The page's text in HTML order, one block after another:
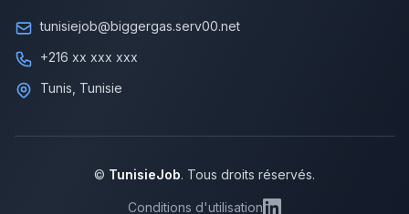
tunisiejob@biggergas.serv00.net
+216 xx xxx xxx
Tunis, Tunisie
© TunisieJob. Tous droits réservés.
Conditions d'utilisation